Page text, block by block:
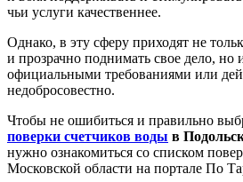
чьи услуги качественнее.
Однако, в эту сферу приходят не
и прозрачно поднимать свое дело, но
официальными требованиями или
недобросовестно.
Чтобы не ошибиться и правильно
поверки счетчиков воды в
нужно ознакомиться со списком
Московской области на портале По